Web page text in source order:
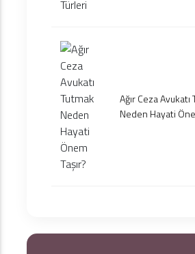
Ağır Ceza Avukatı
Neden Hayati